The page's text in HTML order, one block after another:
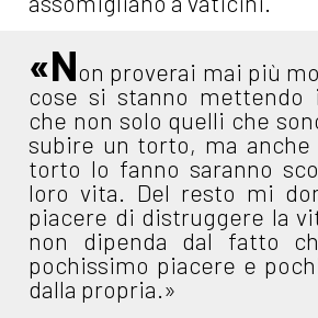
«Non proverai mai più
cose si stanno mettendo
che non solo quelli che
subire un torto, ma anche
torto lo fanno saranno
loro vita. Del resto mi
piacere di distruggere la
non dipenda dal fatto
pochissimo piacere e
dalla propria.»